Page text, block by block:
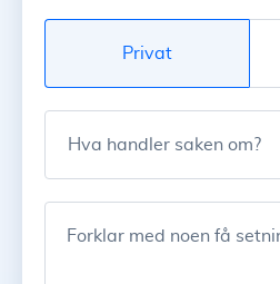
Privat
Hva handler saken om?
Forklar med noen få